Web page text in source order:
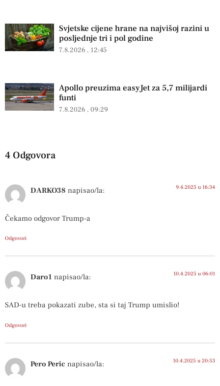
Svjetske cijene hrane na najvišoj razini u
posljednje tri i pol godine
7.8.2026 12:45
Apollo preuzima easyJet za 5,7 milijardi
funti
7.8.2026 09:29
4 Odgovora
DARKO38 napisao/la: 9.4.2025 u 16:34
Čekamo odgovor Trump-a
Odgovori
Daro1 napisao/la: 10.4.2025 u 06:01
SAD-u treba pokazati zube, sta si taj Trump umislio!
Odgovori
Pero Peric napisao/la: 10.4.2025 u 20:53